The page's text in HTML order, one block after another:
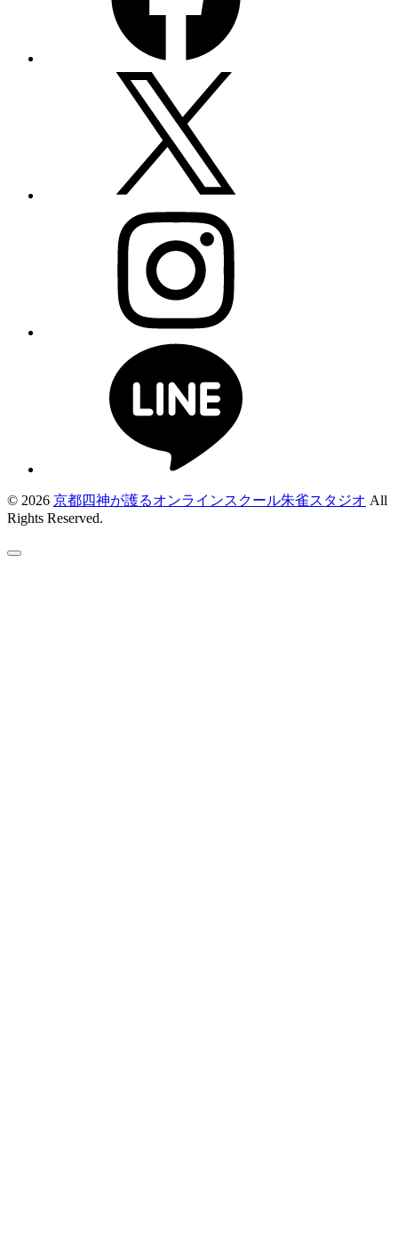
© 2026 京都四神が護るオンラインスクール朱雀スタジオ All
Rights Reserved.